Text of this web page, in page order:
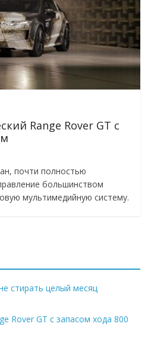
Range Rover GT с
почти полностью
большинством
мультимедийную систему.
стирать целый месяц
Rover GT с запасом хода 800